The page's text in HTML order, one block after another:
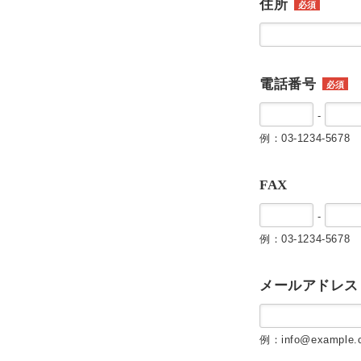
住所 必須
電話番号 必須
-
例：03-1234-5678
FAX
-
例：03-1234-5678
メールアドレス
例：